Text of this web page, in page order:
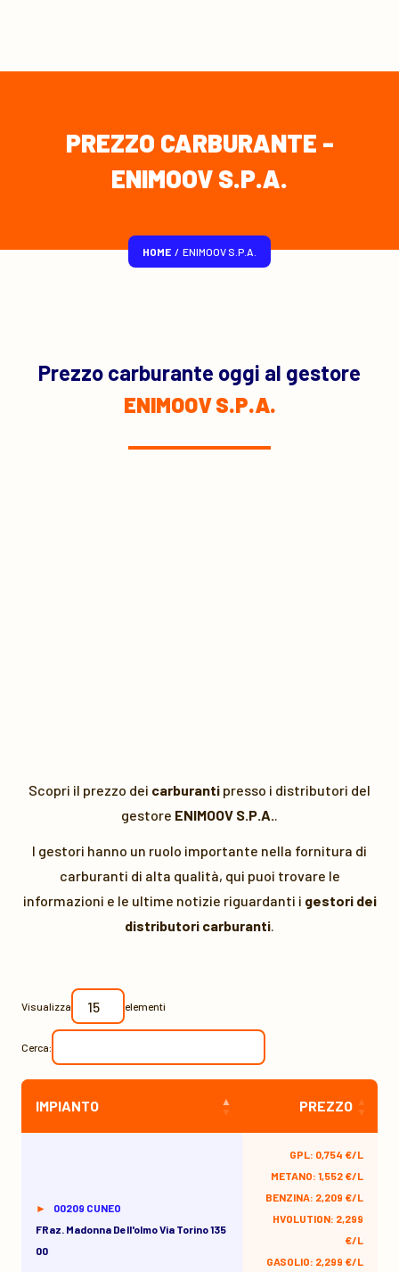
PREZZO CARBURANTE -
ENIMOOV S.P.A.
HOME / ENIMOOV S.P.A.
Prezzo carburante oggi al gestore
ENIMOOV S.P.A.
Scopri il prezzo dei carburanti presso i distributori del
gestore ENIMOOV S.P.A..
I gestori hanno un ruolo importante nella fornitura di
carburanti di alta qualità, qui puoi trovare le
informazioni e le ultime notizie riguardanti i gestori dei
distributori carburanti.
Visualizza elementi
Cerca:
IMPIANTO PREZZO
00209 CUNEO
FRaz. Madonna Dell'olmo Via Torino 135
00
GPL: 0,754 €/L
METANO: 1,552 €/L
BENZINA: 2,209 €/L
HVOLUTION: 2,299
€/L
GASOLIO: 2,299 €/L